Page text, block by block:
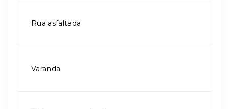
Rua asfaltada
Varanda